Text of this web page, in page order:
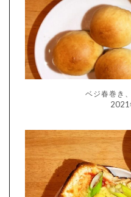
ベジ春巻き
2021